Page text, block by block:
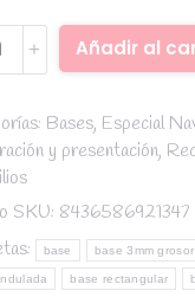
Añadir al
Bases, Especial
y presentación,
SKU: 8436586921347
base base 3mm grosor
base rectangular